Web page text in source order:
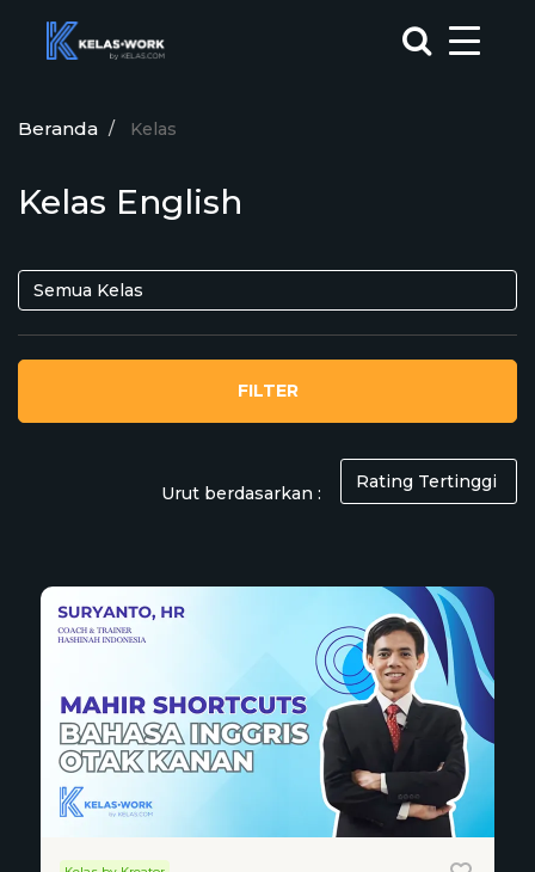
Beranda Kelas
Kelas English
FILTER
Urut berdasarkan :